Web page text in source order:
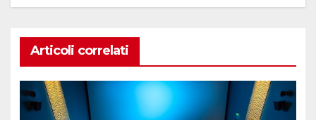
Articoli correlati